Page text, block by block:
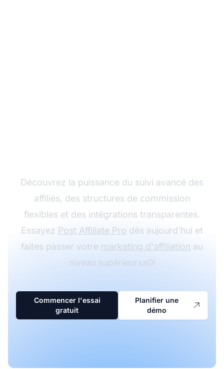
Découvrez la puissance du suivi avancé des
affiliés, des structures de commission
flexibles et des intégrations transparentes.
Essayez Post Affiliate Pro dès aujourd'hui et
faites passer votre marketing d'affiliation au
niveau supérieurxa0!
Commencer l'essai
gratuit
Planifier une
démo